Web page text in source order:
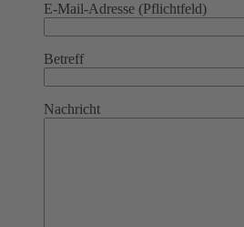
E-Mail-Adresse (Pflichtfeld)
Betreff
Nachricht